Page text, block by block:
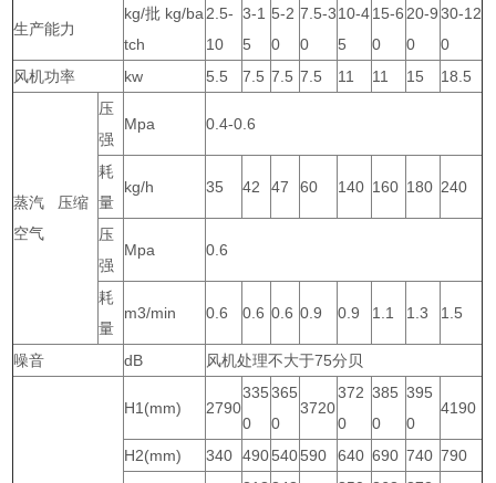
生产能力
kg/批 kg/ba
tch
2.5-
10
3-1
5
5-2
0
7.5-3
0
10-4
5
15-6
0
20-9
0
30-12
0
风机功率
kw 5.5 7.5 7.5 7.5 11 11 15 18.5
蒸汽 压缩
空气
压
强
Mpa 0.4-0.6
耗
量
kg/h 35 42 47 60 140 160 180 240
压
强
Mpa 0.6
耗
量
m3/min 0.6 0.6 0.6 0.9 0.9 1.1 1.3 1.5
噪音 dB 风机处理不大于75分贝
H1(mm) 2790
335
0
365
0
3720
372
0
385
0
395
0
4190
H2(mm) 340 490540590 640 690 740 790